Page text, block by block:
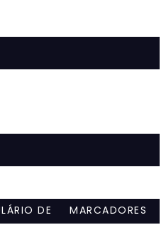
DE
MARCADORES